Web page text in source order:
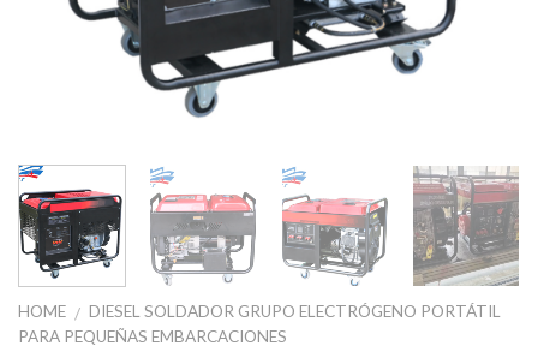
HOME / DIESEL SOLDADOR GRUPO ELECTRÓGENO PORTÁTIL
PARA PEQUEÑAS EMBARCACIONES